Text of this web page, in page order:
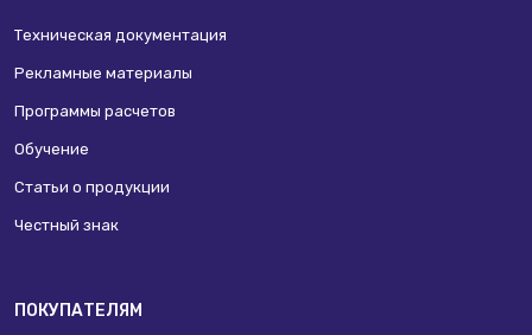
Техническая документация
Рекламные материалы
Программы расчетов
Обучение
Статьи о продукции
Честный знак
ПОКУПАТЕЛЯМ